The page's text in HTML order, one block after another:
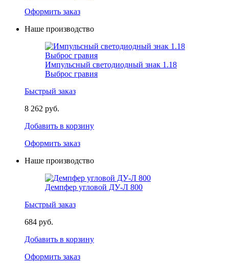
Оформить заказ
Наше производство
Импульсный светодиодный знак 1.18
Выброс гравия
Быстрый заказ
8 262 руб.
Добавить в корзину
Оформить заказ
Наше производство
Демпфер угловой ДУ-Л 800
Быстрый заказ
684 руб.
Добавить в корзину
Оформить заказ